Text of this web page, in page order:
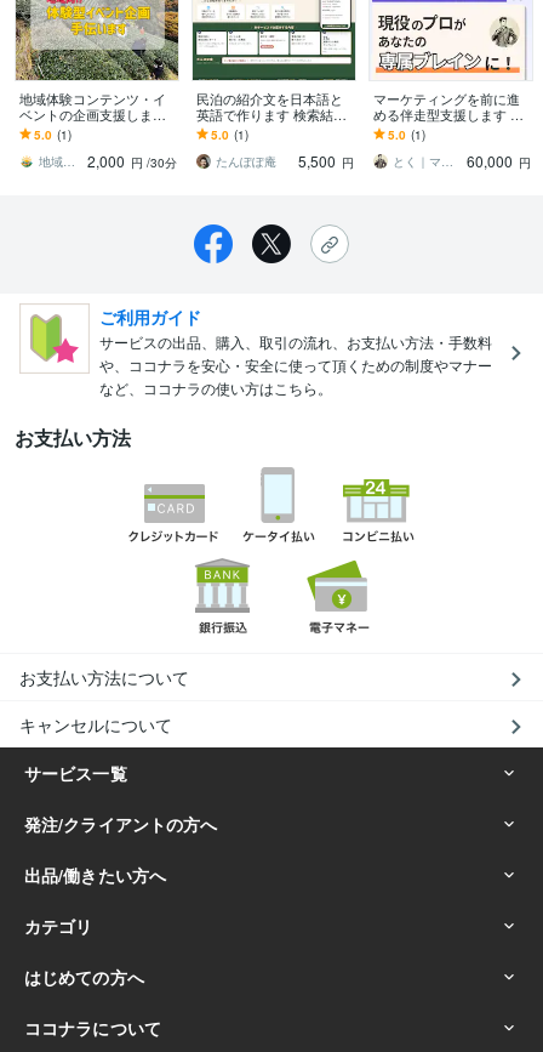
地域体験コンテンツ・イ
ベントの企画支援します
地域資源を活かした体験
を企画・提案！
5.0 (1)
地域体験企画ラボ
2,000 円 /30分
民泊の紹介文を日本語と
英語で作ります 検索結果
で見えるのはタイトルと
写真5枚だけです
5.0 (1)
たんぽぽ庵
5,500 円
マーケティングを前に進
める伴走型支援します 詰
まってしまう意思決定
に、専門家の視点で突破
口を。
5.0 (1)
とく｜マーケティング戦略・事業戦略の相談
60,000 円
ご利用ガイド
サービスの出品、購入、取引の流れ、お支払い方法・手数料
や、ココナラを安心・安全に使って頂くための制度やマナー
など、ココナラの使い方はこちら。
お支払い方法
お支払い方法について
キャンセルについて